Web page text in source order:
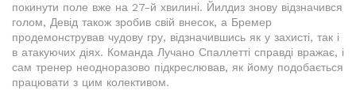
покинути поле вже на 27-й хвилині. Йилдиз знову відзначився
голом, Девід також зробив свій внесок, а Бремер
продемонстрував чудову гру, відзначившись як у захисті, так і
в атакуючих діях. Команда Лучано Спаллетті справді вражає, і
сам тренер неодноразово підкреслював, як йому подобається
працювати з цим колективом.